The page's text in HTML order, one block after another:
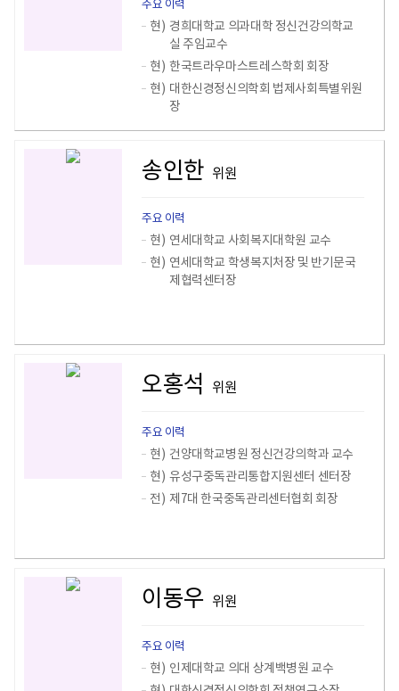
주요 이력
현) 경희대학교 의과대학 정신건강의학교
실 주임교수
현) 한국트라우마스트레스학회 회장
현) 대한신경정신의학회 법제사회특별위원
장
송인한 위원
주요 이력
현) 연세대학교 사회복지대학원 교수
현) 연세대학교 학생복지처장 및 반기문국
제협력센터장
오홍석 위원
주요 이력
현) 건양대학교병원 정신건강의학과 교수
현) 유성구중독관리통합지원센터 센터장
전) 제7대 한국중독관리센터협회 회장
이동우 위원
주요 이력
현) 인제대학교 의대 상계백병원 교수